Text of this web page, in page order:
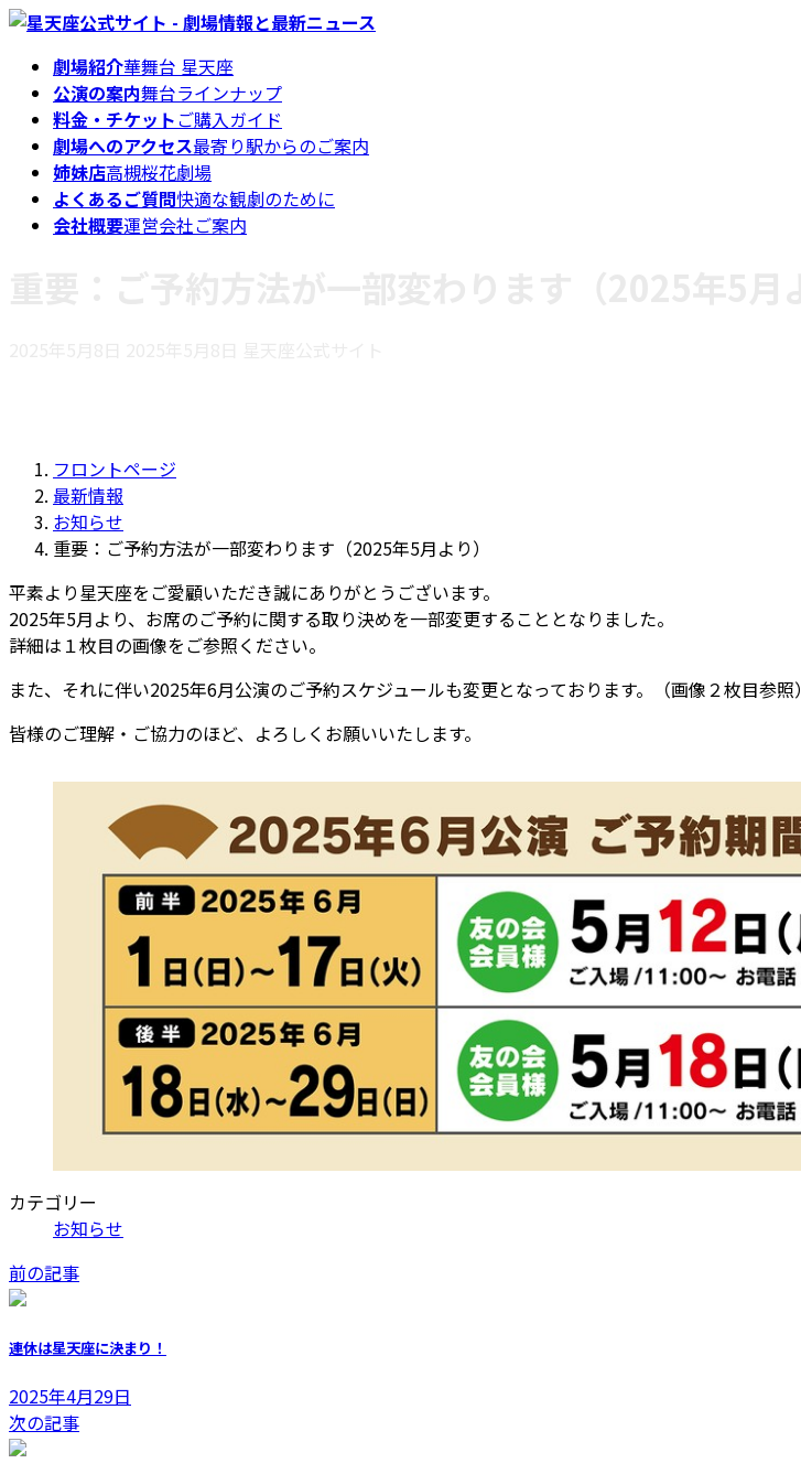
コ
ナ
劇場紹介華舞台 星天座
公演の案内舞台ラインナップ
料金・チケットご購入ガイド
劇場へのアクセス最寄り駅からのご案内
姉妹店高槻桜花劇場
よくあるご質問快適な観劇のために
会社概要運営会社ご案内
時
フロントページ
最新情報
お知らせ
重要：ご予約方法が一部変わります（2025年5月より）
平素より星天座をご愛顧いただき誠にありがとうございます。
2025年5月より、お席のご予約に関する取り決めを一部変更することとなりました。
詳細は１枚目の画像をご参照ください。
また、それに伴い2025年6月公演のご予約スケジュールも変更となっております。（画像２枚目参照）
皆様のご理解・ご協力のほど、よろしくお願いいたします。
カテゴリー
お知らせ
前の記事
連休は星天座に決まり！
2025年4月29日
次の記事